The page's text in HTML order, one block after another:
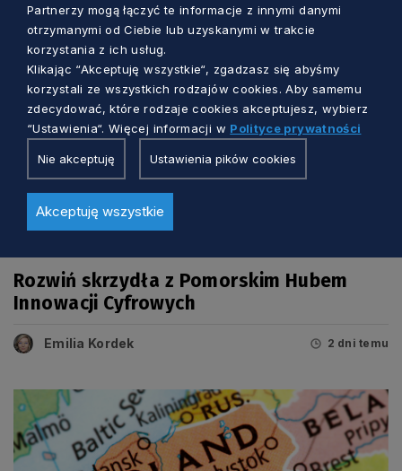
BIZNES I INNOWACJE
Rozwiń skrzydła z Pomorskim Hubem
Innowacji Cyfrowych
Emilia Kordek 2 dni temu
Partnerzy mogą łączyć te informacje z innymi danymi
otrzymanymi od Ciebie lub uzyskanymi w trakcie
korzystania z ich usług.
Klikając “Akceptuję wszystkie“, zgadzasz się abyśmy
korzystali ze wszystkich rodzajów cookies. Aby samemu
zdecydować, które rodzaje cookies akceptujesz, wybierz
“Ustawienia“. Więcej informacji w Polityce prywatności
Nie akceptuję Ustawienia pików cookies
Akceptuję wszystkie